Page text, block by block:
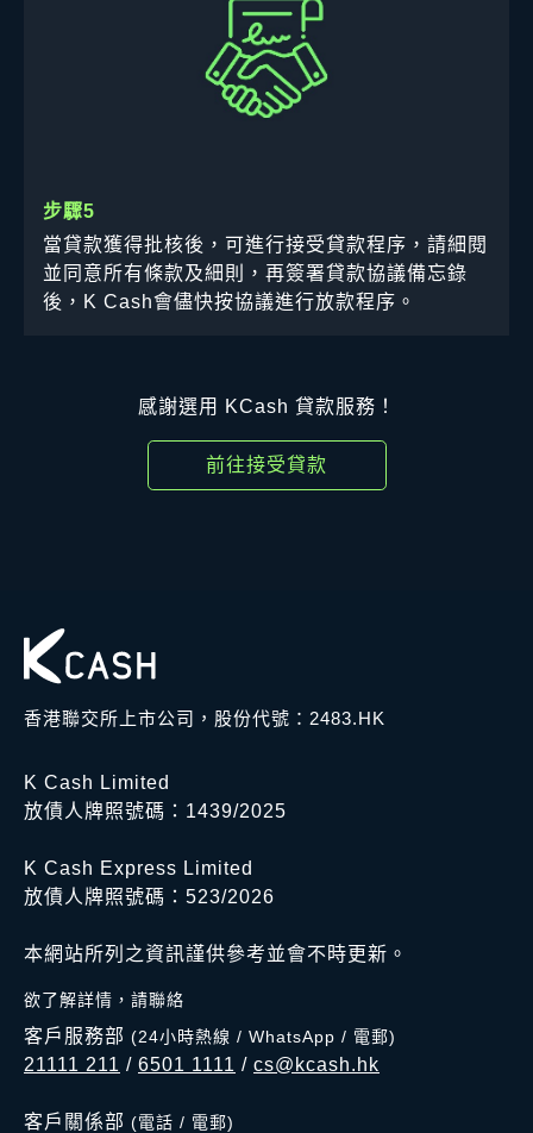
步驟5
當貸款獲得批核後，可進行接受貸款程序，請細閱
並同意所有條款及細則，再簽署貸款協議備忘錄
後，K Cash會儘快按協議進行放款程序。
感謝選用 KCash 貸款服務！
前往接受貸款
香港聯交所上市公司，股份代號：2483.HK
K Cash Limited
放債人牌照號碼：1439/2025
K Cash Express Limited
放債人牌照號碼：523/2026
本網站所列之資訊謹供參考並會不時更新。
欲了解詳情，請聯絡
客戶服務部 (24小時熱線 / WhatsApp / 電郵)
21111 211 / 6501 1111 / cs@kcash.hk
客戶關係部 (電話 / 電郵)